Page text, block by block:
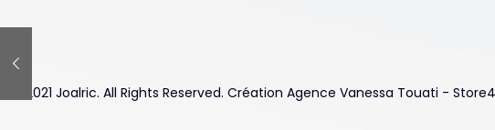
© 2021 Joalric. All Rights Reserved. Création Agence Vanessa Touati -